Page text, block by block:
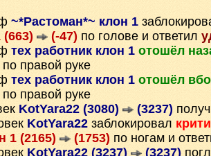
~*Растоман*~ клон 1
(-47) по голове и ответил
тех работник клон 1 отошёл
по правой руке
тех работник клон 1 отошёл
по правой руке
KotYara22 (3080) (3237)
KotYara22 заблокировал
1 (2165)
(1753) по ногам и
KotYara22 (3237) (3237)